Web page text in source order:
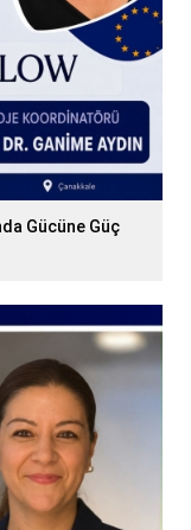
Gücüne Güç